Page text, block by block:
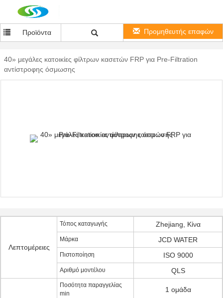
Προϊόντα Προμηθευτής επαφών
40» μεγάλες κατοικίες φίλτρων κασετών FRP για Pre-Filtration
αντίστροφης όσμωσης
Λεπτομέρειες
Τόπος καταγωγής Zhejiang, Κίνα
Μάρκα JCD WATER
Πιστοποίηση ISO 9000
Αριθμό μοντέλου QLS
Ποσότητα παραγγελίας
min
1 ομάδα